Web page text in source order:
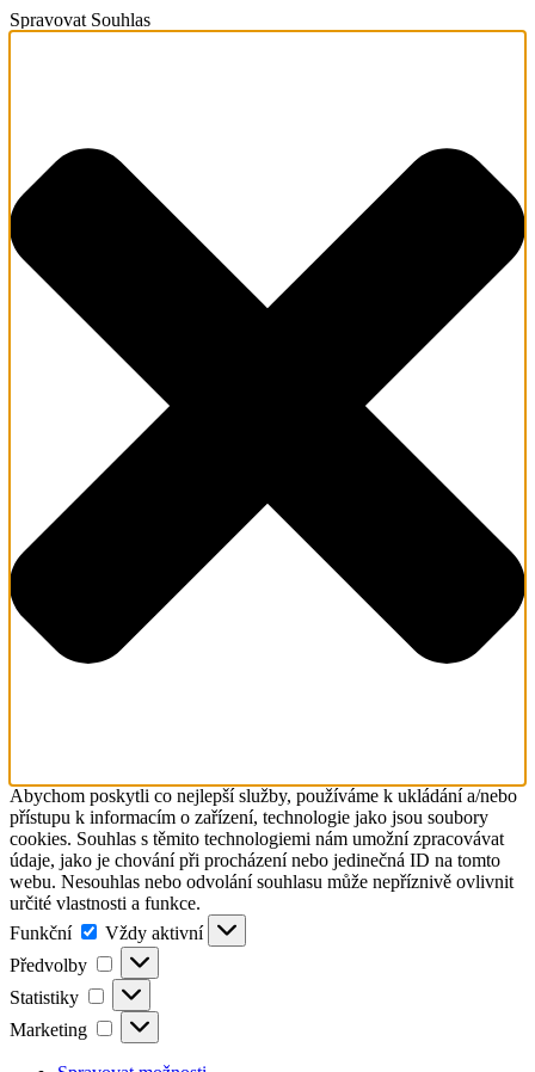
Spravovat Souhlas
Abychom poskytli co nejlepší služby, používáme k ukládání a/nebo
přístupu k informacím o zařízení, technologie jako jsou soubory
cookies. Souhlas s těmito technologiemi nám umožní zpracovávat
údaje, jako je chování při procházení nebo jedinečná ID na tomto
webu. Nesouhlas nebo odvolání souhlasu může nepříznivě ovlivnit
určité vlastnosti a funkce.
Funkční
Funkční
Vždy aktivní
Předvolby
Předvolby
Statistiky Statistiky
Marketing Marketing